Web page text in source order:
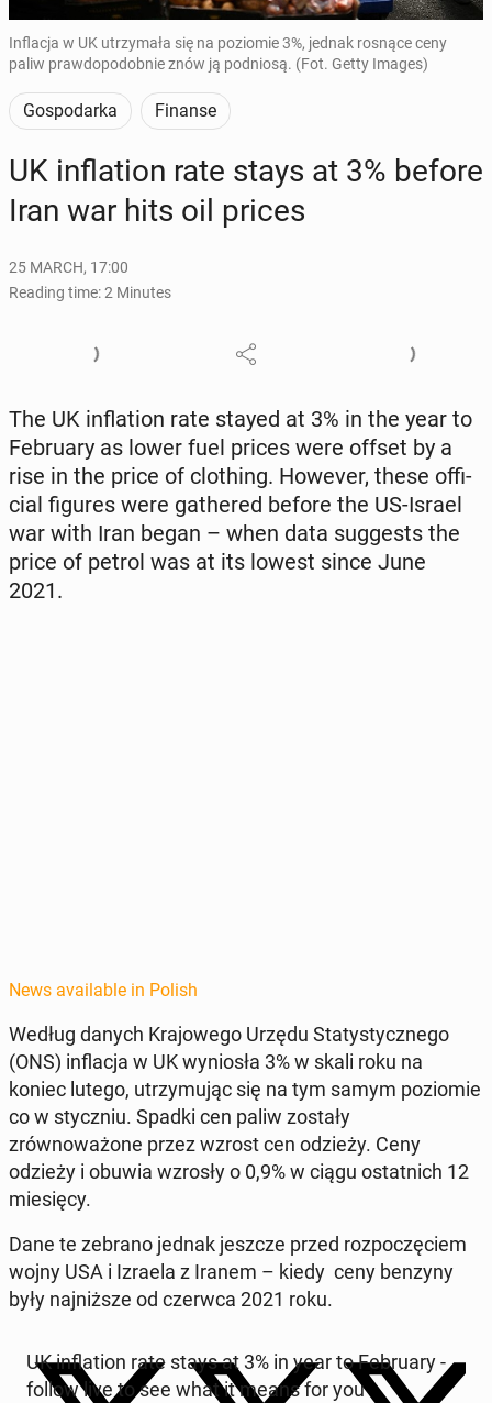
Inflacja w UK utrzymała się na poziomie 3%, jednak rosnące ceny
paliw prawdopodobnie znów ją podniosą. (Fot. Getty Images)
Gospodarka Finanse
UK in­fla­tion rate stays at 3% before
Iran war hits oil prices
25 MARCH, 17:00
Reading time: 2 Minutes
The UK in­fla­tion rate stayed at 3% in the year to
Feb­ru­ary as lower fuel prices were offset by a
rise in the price of cloth­ing. However, these of­fi­
cial figures were gath­ered before the US-Israel
war with Iran began – when data sug­gests the
price of petrol was at its lowest since June
2021.
News available in Polish
Według danych Kra­jowego Urzędu Statysty­cznego
(ONS) in­flac­ja w UK wyniosła 3% w skali roku na
koniec lutego, utrzy­mu­jąc się na tym samym poziomie
co w sty­czniu. Spadki cen paliw zostały
zrównoważone przez wzrost cen odzieży. Ceny
odzieży i obuwia wzrosły o 0,9% w ciągu os­tat­nich 12
miesię­cy.
Dane te zebrano jednak jeszcze przed rozpoczę­ciem
wojny USA i Izraela z Iranem – kiedy ceny benzyny
były na­jniższe od czerwca 2021 roku.
UK in­fla­tion rate stays at 3% in year to Feb­ru­ary -
follow live to see what it means for you